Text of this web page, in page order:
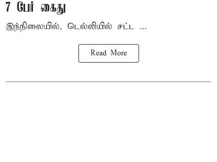
7 பேர் கைது
இந்நிலையில், டெல்லியில் சட்ட ...
Read More